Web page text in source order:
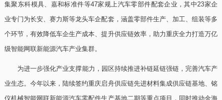
集聚东科模具、嘉和标准件等47家规上汽车零部件配套企业，其中23家企
业专门为长安、赛力斯等龙头车企配套，涵盖零部件生产、加工、组装等多
个环节，有效降低车企生产成本、提升供应链效率，助力重庆全力打造万亿
级智能网联新能源汽车产业集群。
为进一步强化产业支撑能力，园区持续推进补链延链强链，完善汽车产
业生态。今年以来，陆续签约重庆启舟供应链先进材料集成供应链基地、铭
仪机械智能网联新能源汽车零配件生产基地二期等重点项目，同时推动金海